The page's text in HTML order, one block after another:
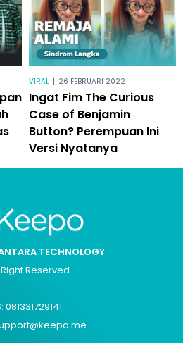
VIRAL | 26 FEBRUARI 2022
Ingat Fim The Curious
Case of Benjamin
Button? Perempuan Ini
Versi Nyatanya
TECHNOLOGY
Reserved
081331729141